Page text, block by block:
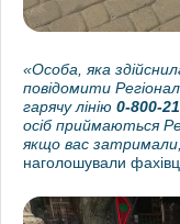
«Особа, яка
повідомити
гарячу лінію 0-800-
осіб приймаються
якщо вас
наголошували